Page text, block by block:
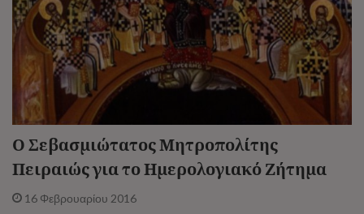
Ο Σεβασμιώτατος Μητροπολίτης
Πειραιώς για το Ημερολογιακό Ζήτημα
16 Φεβρουαρίου 2016